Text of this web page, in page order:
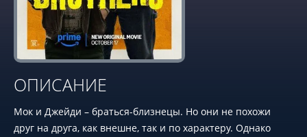
ОПИСАНИЕ
Мок и Джейди – браться-близнецы. Но они не похожи
друг на друга, как внешне, так и по характеру. Однако